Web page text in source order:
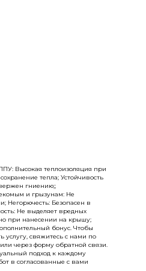
Высокая теплоизоляция при
тепла; Устойчивость
гниению;;
и грызунам: Не
Негорючесть: Безопасен в
Не выделяет вредных
при нанесении на крышу;
бонус. Чтобы
услугу, свяжитесь с нами по
или через форму обратной связи.
подход к каждому
в согласованные с вами